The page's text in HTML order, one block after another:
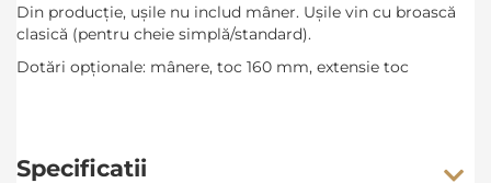
Din producție, uşile nu includ mâner. Uşile vin cu broască
clasică (pentru cheie simplă/standard).
Dotări opționale: mânere, toc 160 mm, extensie toc
Specificatii